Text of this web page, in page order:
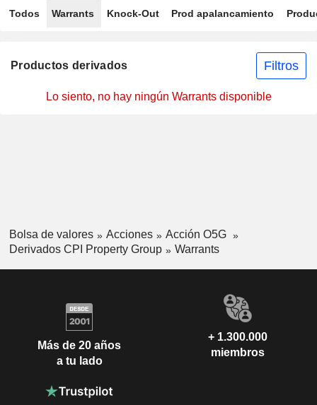
Todos Warrants Knock-Out Prod apalancamiento
Productos derivados Filtros
Lo siento, no hay ningún Warrants disponible
Bolsa de valores Acciones
Acción O5G
Derivados CPI Property Group
Warrants
Más de 20 años
a tu lado
+ 1.300.000
miembros